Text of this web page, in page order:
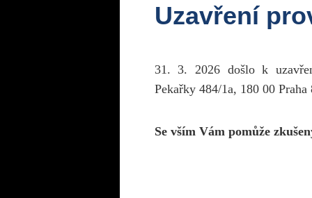
Uzavření
31. 3. 2026 došlo k
Pekařky 484/1a, 180 00 Praha
Se vším Vám pomůže